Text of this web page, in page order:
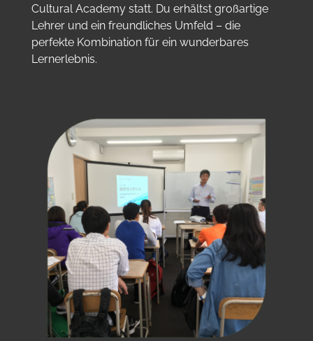
Cultural Academy statt. Du erhältst großartige
Lehrer und ein freundliches Umfeld – die
perfekte Kombination für ein wunderbares
Lernerlebnis.